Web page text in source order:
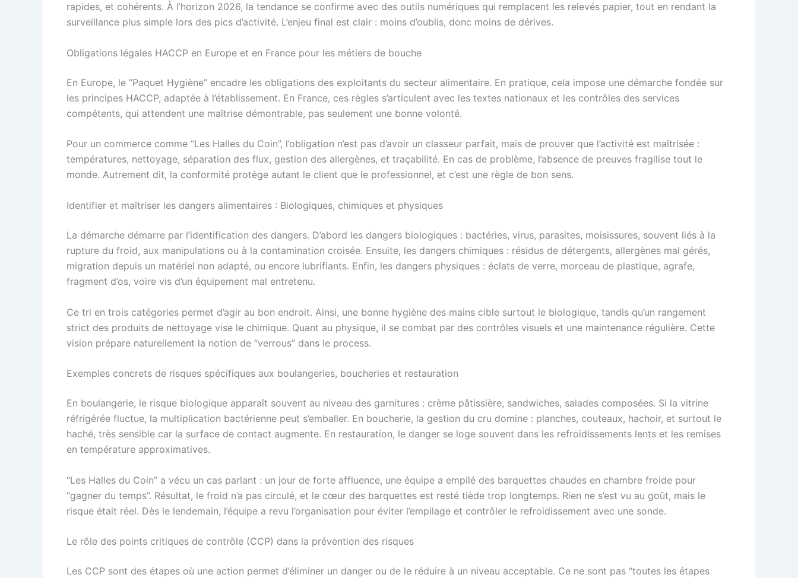
rapides, et cohérents. À l’horizon 2026, la tendance se confirme avec des outils numériques qui remplacent les relevés papier, tout en rendant la
surveillance plus simple lors des pics d’activité. L’enjeu final est clair : moins d’oublis, donc moins de dérives.
Obligations légales HACCP en Europe et en France pour les métiers de bouche
En Europe, le “Paquet Hygiène” encadre les obligations des exploitants du secteur alimentaire. En pratique, cela impose une démarche fondée sur
les principes HACCP, adaptée à l’établissement. En France, ces règles s’articulent avec les textes nationaux et les contrôles des services
compétents, qui attendent une maîtrise démontrable, pas seulement une bonne volonté.
Pour un commerce comme “Les Halles du Coin”, l’obligation n’est pas d’avoir un classeur parfait, mais de prouver que l’activité est maîtrisée :
températures, nettoyage, séparation des flux, gestion des allergènes, et traçabilité. En cas de problème, l’absence de preuves fragilise tout le
monde. Autrement dit, la conformité protège autant le client que le professionnel, et c’est une règle de bon sens.
Identifier et maîtriser les dangers alimentaires : Biologiques, chimiques et physiques
La démarche démarre par l’identification des dangers. D’abord les dangers biologiques : bactéries, virus, parasites, moisissures, souvent liés à la
rupture du froid, aux manipulations ou à la contamination croisée. Ensuite, les dangers chimiques : résidus de détergents, allergènes mal gérés,
migration depuis un matériel non adapté, ou encore lubrifiants. Enfin, les dangers physiques : éclats de verre, morceau de plastique, agrafe,
fragment d’os, voire vis d’un équipement mal entretenu.
Ce tri en trois catégories permet d’agir au bon endroit. Ainsi, une bonne hygiène des mains cible surtout le biologique, tandis qu’un rangement
strict des produits de nettoyage vise le chimique. Quant au physique, il se combat par des contrôles visuels et une maintenance régulière. Cette
vision prépare naturellement la notion de “verrous” dans le process.
Exemples concrets de risques spécifiques aux boulangeries, boucheries et restauration
En boulangerie, le risque biologique apparaît souvent au niveau des garnitures : crème pâtissière, sandwiches, salades composées. Si la vitrine
réfrigérée fluctue, la multiplication bactérienne peut s’emballer. En boucherie, la gestion du cru domine : planches, couteaux, hachoir, et surtout le
haché, très sensible car la surface de contact augmente. En restauration, le danger se loge souvent dans les refroidissements lents et les remises
en température approximatives.
“Les Halles du Coin” a vécu un cas parlant : un jour de forte affluence, une équipe a empilé des barquettes chaudes en chambre froide pour
“gagner du temps”. Résultat, le froid n’a pas circulé, et le cœur des barquettes est resté tiède trop longtemps. Rien ne s’est vu au goût, mais le
risque était réel. Dès le lendemain, l’équipe a revu l’organisation pour éviter l’empilage et contrôler le refroidissement avec une sonde.
Le rôle des points critiques de contrôle (CCP) dans la prévention des risques
Les CCP sont des étapes où une action permet d’éliminer un danger ou de le réduire à un niveau acceptable. Ce ne sont pas “toutes les étapes